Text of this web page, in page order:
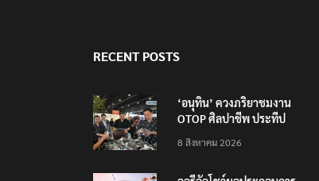
RECENT POSTS
‘อนุทิน’ ควงภริยาชมงาน
OTOP ศิลปาชีพ ประทีป
8 สิงหาคม 2026